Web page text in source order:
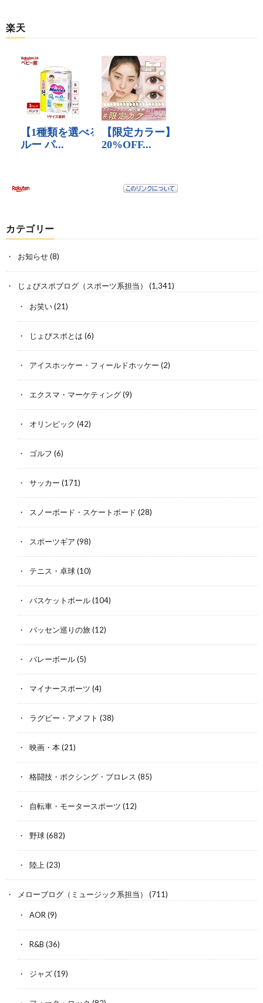
楽天
カテゴリー
お知らせ(8)
じょびスポブログ（スポーツ系担当） (1,341)
お笑い(21)
じょびスポとは (6)
アイスホッケー・フィールドホッケー (2)
エクスマ・マーケティング(9)
オリンピック (42)
ゴルフ (6)
サッカー (171)
スノーボード・スケートボード (28)
スポーツギア (98)
テニス・卓球(10)
バスケットボール(104)
バッセン巡りの旅(12)
バレーボール(5)
マイナースポーツ (4)
ラグビー・アメフト (38)
映画・本(21)
格闘技・ボクシング・プロレス (85)
自転車・モータースポーツ (12)
野球(682)
陸上 (23)
メローブログ（ミュージック系担当） (711)
AOR (9)
R&B (36)
ジャズ(19)